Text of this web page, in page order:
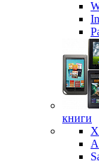
книги